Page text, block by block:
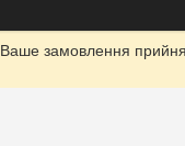
замовлення